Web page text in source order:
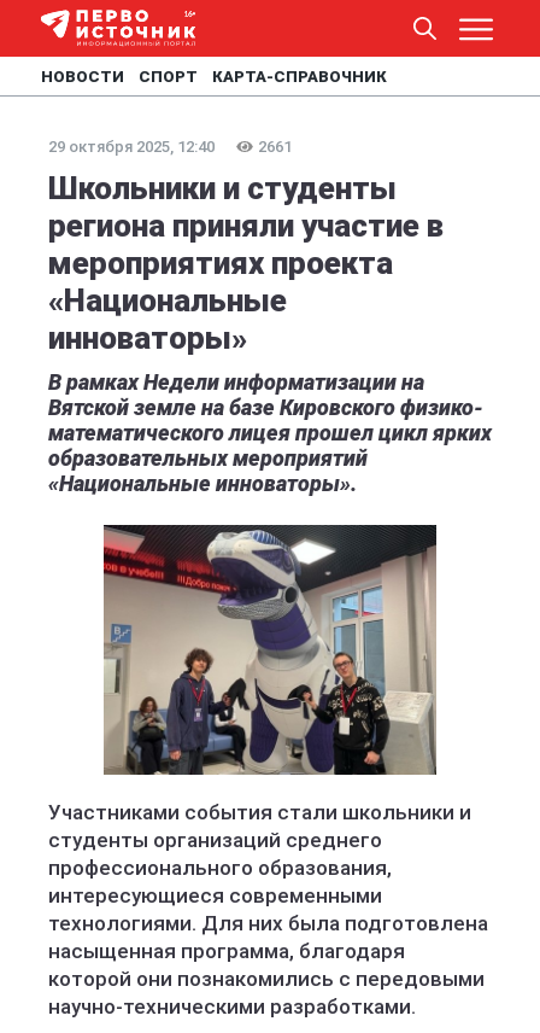
НОВОСТИ СПОРТ КАРТА-СПРАВОЧНИК
29 октября 2025, 12:40 2661
Школьники и студенты
региона приняли участие в
мероприятиях проекта
«Национальные
инноваторы»
В рамках Недели информатизации на
Вятской земле на базе Кировского физико-
математического лицея прошел цикл ярких
образовательных мероприятий
«Национальные инноваторы».
Участниками события стали школьники и
студенты организаций среднего
профессионального образования,
интересующиеся современными
технологиями. Для них была подготовлена
насыщенная программа, благодаря
которой они познакомились с передовыми
научно-техническими разработками.